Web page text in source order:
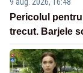
9 aug. 2026, 16:48
Pericolul
trecut. Barjele